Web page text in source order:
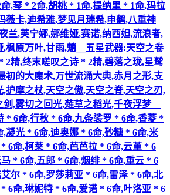
,琴 * 2命,胡桃 * 1命,提纳里 * 1命,玛拉
薇卡,迪希雅,梦见月瑞希,申鹤,八重神
兰,芙宁娜,娜维娅,赛诺,纳西妲,流浪者,
,枫原万叶,甘雨,魈__五星武器:天空之卷
2精,终末嗟叹之诗 * 2精,碧落之珑,星鹫
初的大魔术,万世流涌大典,赤月之形,支
,护摩之杖,天空之傲,天空之脊,天空之刃,
,雾切之回光,薙草之稻光,千夜浮梦__
* 6命,行秋 * 6命,九条裟罗 * 6命,香菱 *
,凝光 * 6命,迪奥娜 * 6命,砂糖 * 6命,米
6命,柯莱 * 6命,芭芭拉 * 6命,云堇 * 6
* 6命,五郎 * 6命,烟绯 * 6命,重云 * 6
尔 * 6命,罗莎莉亚 * 6命,雷泽 * 6命,北
6命,琳妮特 * 6命,爱诺 * 6命,叶洛亚 * 6